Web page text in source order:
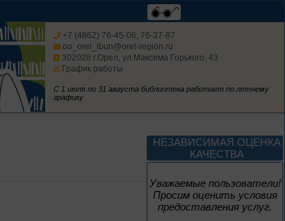
+7 (4862) 76-45-06; 76-37-87
oo_orel_lbun@orel-region.ru
302028 г.Орел, ул.Максима Горького, 43
График работы
С 1 июля по 31 августа библиотека работает по летнему
графику
НЕЗАВИСИМАЯ ОЦЕНКА
КАЧЕСТВА
Уважаемые пользователи!
Просим оценить условия
предоставления услуг.
Мгновения
95 лет со дня рождения
Краеведение: в
помощь участника
1 июня – 31